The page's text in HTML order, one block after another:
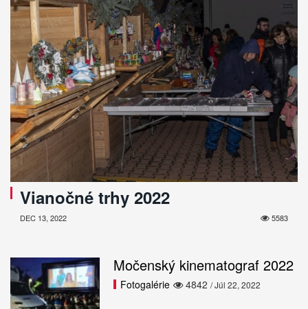
Vianočné trhy 2022
5583
DEC 13, 2022
Močenský kinematograf 2022
4842
Fotogalérie / Júl 22, 2022